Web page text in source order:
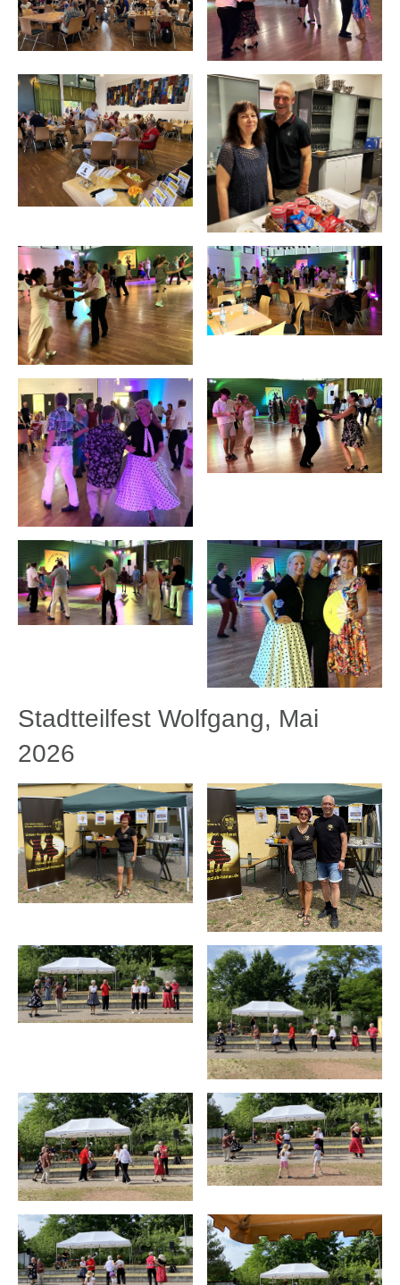
Stadtteilfest Wolfgang, Mai
2026